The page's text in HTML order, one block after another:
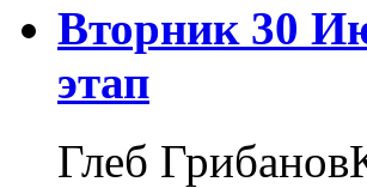
Вторник 30
этап
Глеб